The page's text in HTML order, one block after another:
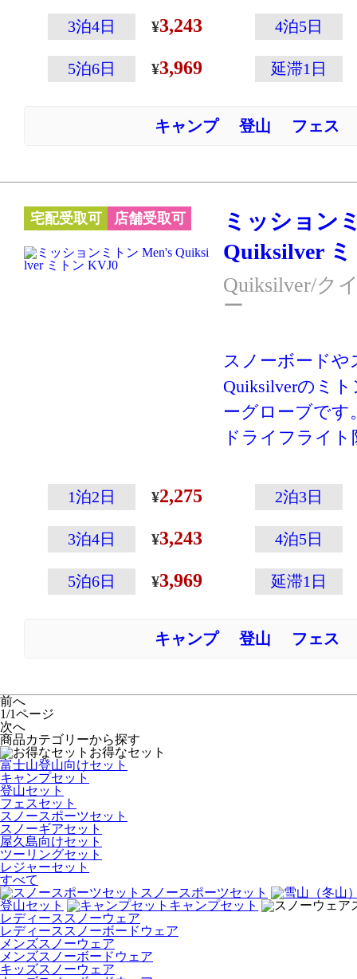
ト部分にはア
人差し指はタ
応でスマホ操
ます
3泊4日 3,243 4泊5日
5泊6日 3,969 延滞1日
キャンプ 登山 フェス
宅配受取可 店舗受取可
ミッション
Quiksilver
Quiksilver/ク
ー
スノーボードや
Quiksilverのミ
ーグローブです
ドライフライ
合わせて保温
首までカバー
ト部分には片
ジャスター付
1泊2日 2,275 2泊3日
3泊4日 3,243 4泊5日
5泊6日 3,969 延滞1日
キャンプ 登山 フェス
前へ
1/1ページ
次へ
商品カテゴリーから探す
お得なセット
富士山登山向けセット
キャンプセット
登山セット
フェスセット
スノースポーツセット
スノーギアセット
屋久島向けセット
ツーリングセット
レジャーセット
すべて
スノースポーツセット
登山セット
キャンプセット
レディーススノーウェア
レディーススノーボードウェア
メンズスノーウェア
メンズスノーボードウェア
キッズスノーウェア